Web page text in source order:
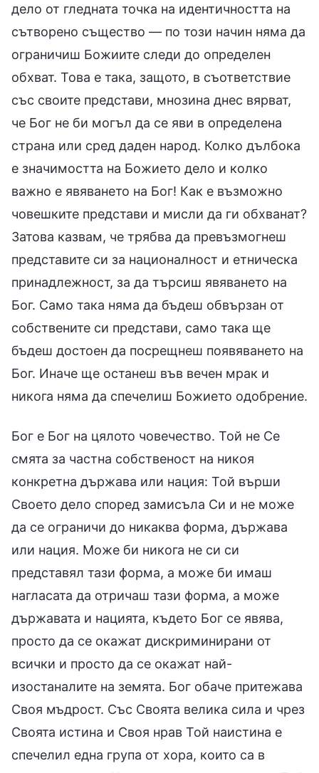
дело от гледната точка на идентичността на
сътворено същество — по този начин няма да
ограничиш Божиите следи до определен
обхват. Това е така, защото, в съответствие
със своите представи, мнозина днес вярват,
че Бог не би могъл да се яви в определена
страна или сред даден народ. Колко дълбока
е значимостта на Божието дело и колко
важно е явяването на Бог! Как е възможно
човешките представи и мисли да ги обхванат?
Затова казвам, че трябва да превъзмогнеш
представите си за националност и етническа
принадлежност, за да търсиш явяването на
Бог. Само така няма да бъдеш обвързан от
собствените си представи, само така ще
бъдеш достоен да посрещнеш появяването на
Бог. Иначе ще останеш във вечен мрак и
никога няма да спечелиш Божието одобрение.
Бог е Бог на цялото човечество. Той не Се
смята за частна собственост на никоя
конкретна държава или нация: Той върши
Своето дело според замисъла Си и не може
да се ограничи до никаква форма, държава
или нация. Може би никога не си си
представял тази форма, а може би имаш
нагласата да отричаш тази форма, а може
държавата и нацията, където Бог се явява,
просто да се окажат дискриминирани от
всички и просто да се окажат най-
изостаналите на земята. Бог обаче притежава
Своя мъдрост. Със Своята велика сила и чрез
Своята истина и Своя нрав Той наистина е
спечелил една група от хора, които са в